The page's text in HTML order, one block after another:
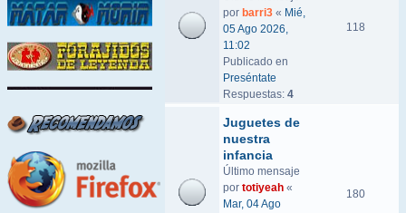
por barri3 « Mié,
05 Ago 2026,
11:02
Publicado en
Preséntate
Respuestas: 4
118
Juguetes de
nuestra
infancia
Último mensaje
por totiyeah «
Mar, 04 Ago
180